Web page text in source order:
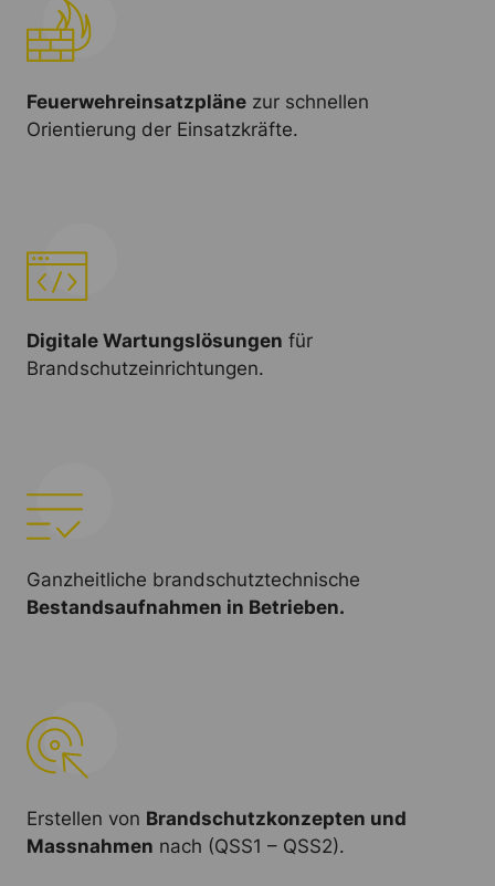
Feuerwehreinsatzpläne zur schnellen
Orientierung der Einsatzkräfte.
Digitale Wartungslösungen für
Brandschutzeinrichtungen.
Ganzheitliche brandschutztechnische
Bestandsaufnahmen in Betrieben.
Erstellen von Brandschutzkonzepten und
Massnahmen nach (QSS1 – QSS2).